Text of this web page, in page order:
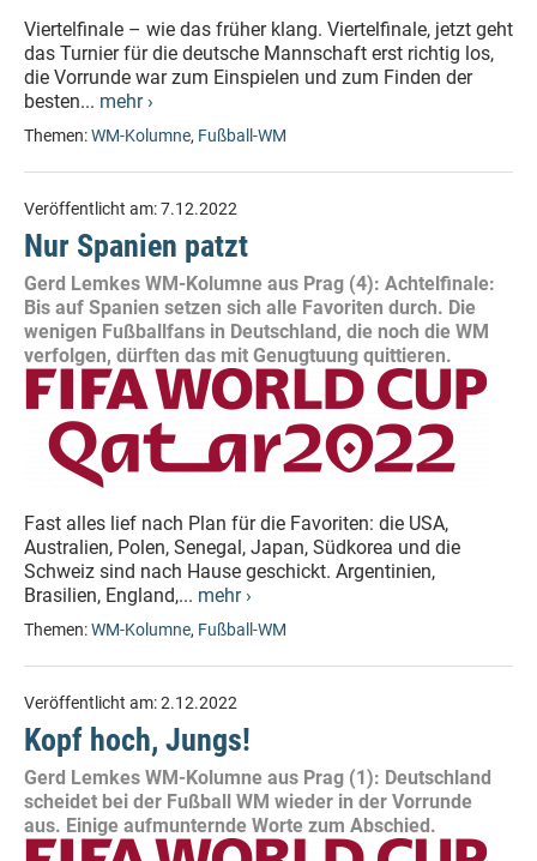
Viertelfinale – wie das früher klang. Viertelfinale, jetzt geht
das Turnier für die deutsche Mannschaft erst richtig los,
die Vorrunde war zum Einspielen und zum Finden der
besten... mehr ›
Themen:WM-Kolumne, Fußball-WM
Veröffentlicht am:7.12.2022
Nur Spanien patzt
Gerd Lemkes WM-Kolumne aus Prag (4): Achtelfinale:
Bis auf Spanien setzen sich alle Favoriten durch. Die
wenigen Fußballfans in Deutschland, die noch die WM
verfolgen, dürften das mit Genugtuung quittieren.
Fast alles lief nach Plan für die Favoriten: die USA,
Australien, Polen, Senegal, Japan, Südkorea und die
Schweiz sind nach Hause geschickt. Argentinien,
Brasilien, England,... mehr ›
Themen:WM-Kolumne, Fußball-WM
Veröffentlicht am:2.12.2022
Kopf hoch, Jungs!
Gerd Lemkes WM-Kolumne aus Prag (1): Deutschland
scheidet bei der Fußball WM wieder in der Vorrunde
aus. Einige aufmunternde Worte zum Abschied.